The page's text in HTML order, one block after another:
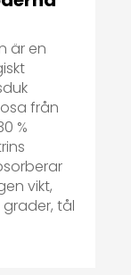
är en
från
%
vikt,
tål